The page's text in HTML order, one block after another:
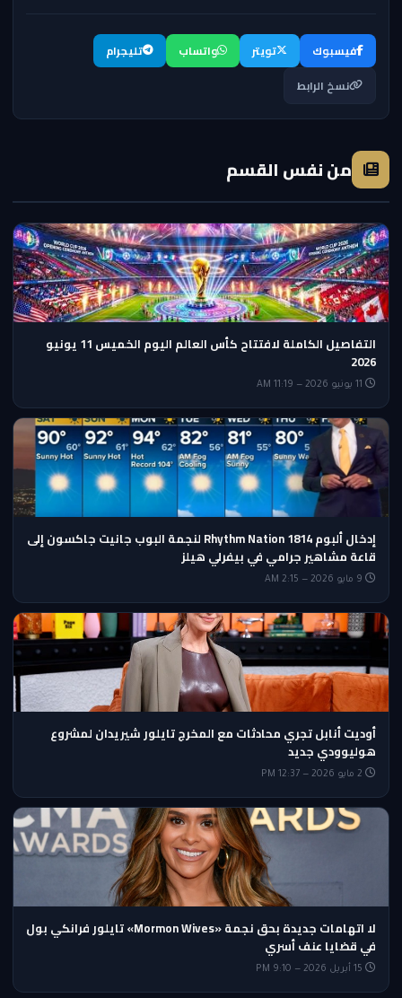
فيسبوك تويتر واتساب
تليجرام
نسخ الرابط
من نفس القسم
التفاصيل الكاملة لافتتاح كأس العالم اليوم الخميس 11 يونيو
2026
إدخال ألبوم Rhythm Nation 1814 لنجمة البوب جانيت جاكسون إلى
قاعة مشاهير جرامي في بيفرلي هيلز
أوديت أنابل تجري محادثات مع المخرج تايلور شيريدان لمشروع
هوليوودي جديد
لا اتهامات جديدة بحق نجمة «Mormon Wives» تايلور فرانكي بول
في قضايا عنف أسري